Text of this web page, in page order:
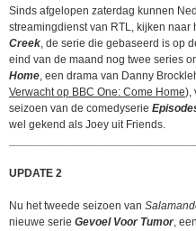
Sinds afgelopen zaterdag kunnen
streamingdienst van RTL, kijken naar
Creek, de serie die gebaseerd is op
eind van de maand nog twee series
Home, een drama van Danny
Verwacht op BBC One: Come Home),
seizoen van de comedyserie
wel gekend als Joey uit Friends.
UPDATE 2
Nu het tweede seizoen van
nieuwe serie Gevoel Voor Tumor,